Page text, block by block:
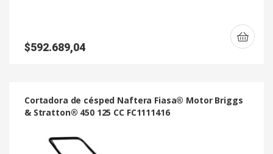
$592.689,04
Cortadora de césped Naftera Fiasa® Motor Briggs
& Stratton® 450 125 CC FC1111416